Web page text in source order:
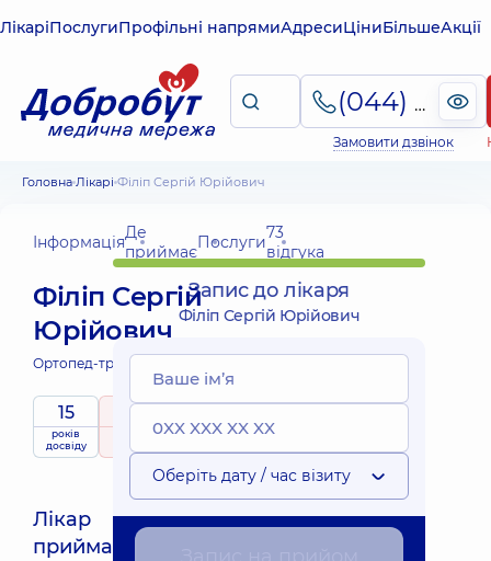
ЛікаріПослугиПрофільні напрямиАдресиЦіниБільшеАкції
(044) 495-2-888
Замовити дзвінок
Головна Лікарі Філіп Сергій Юрійович
ІнформаціяДе
приймаєПослуги73
відгука
Філіп Сергій
Юрійович
Ортопед-травматолог;
15
років
досвіду
рейтингна підставі
Лікар
приймає
Запис до лікаря
Філіп Сергій Юрійович
Оберіть дату / час візиту